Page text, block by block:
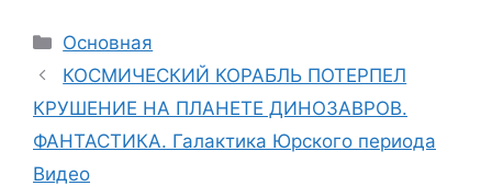
Рубрики
Основная
КОСМИЧЕСКИЙ КОРАБЛЬ ПОТЕРПЕЛ
КРУШЕНИЕ НА ПЛАНЕТЕ ДИНОЗАВРОВ.
ФАНТАСТИКА. Галактика Юрского периода
Видео